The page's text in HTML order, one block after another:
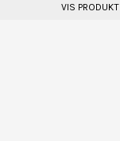
VIS PRODUKT